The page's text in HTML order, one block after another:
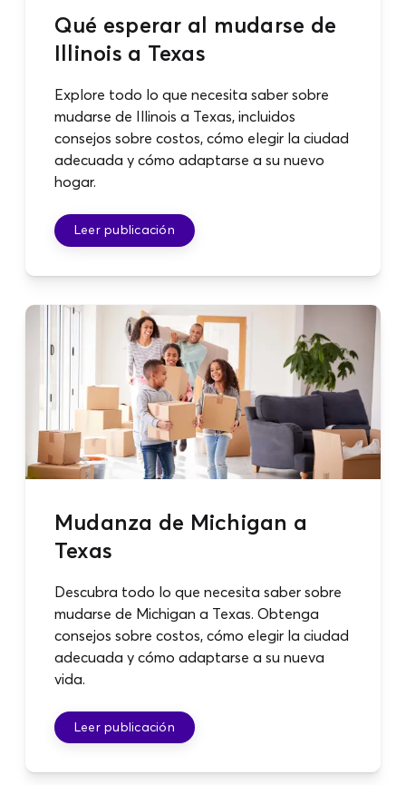
Qué esperar al mudarse de
Illinois a Texas
Explore todo lo que necesita saber sobre
mudarse de Illinois a Texas, incluidos
consejos sobre costos, cómo elegir la ciudad
adecuada y cómo adaptarse a su nuevo
hogar.
Leer publicación
Mudanza de Michigan a
Texas
Descubra todo lo que necesita saber sobre
mudarse de Michigan a Texas. Obtenga
consejos sobre costos, cómo elegir la ciudad
adecuada y cómo adaptarse a su nueva
vida.
Leer publicación